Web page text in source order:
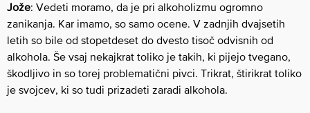
Jože: Vedeti moramo, da je pri alkoholizmu ogromno
zanikanja. Kar imamo, so samo ocene. V zadnjih dvajsetih
letih so bile od stopetdeset do dvesto tisoč odvisnih od
alkohola. Še vsaj nekajkrat toliko je takih, ki pijejo tvegano,
škodljivo in so torej problematični pivci. Trikrat, štirikrat toliko
je svojcev, ki so tudi prizadeti zaradi alkohola.